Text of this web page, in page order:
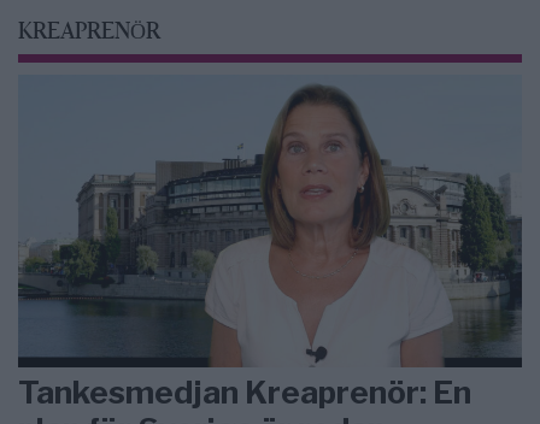
KREAPRENÖR
Tankesmedjan Kreaprenör: En